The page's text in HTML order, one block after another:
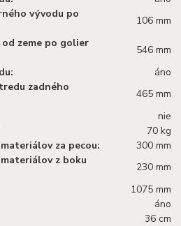
vývodu po
106 mm
zeme po golier
546 mm
áno
zadného
465 mm
nie
70 kg
za pecou:
300 mm
z boku
230 mm
1075 mm
áno
36 cm